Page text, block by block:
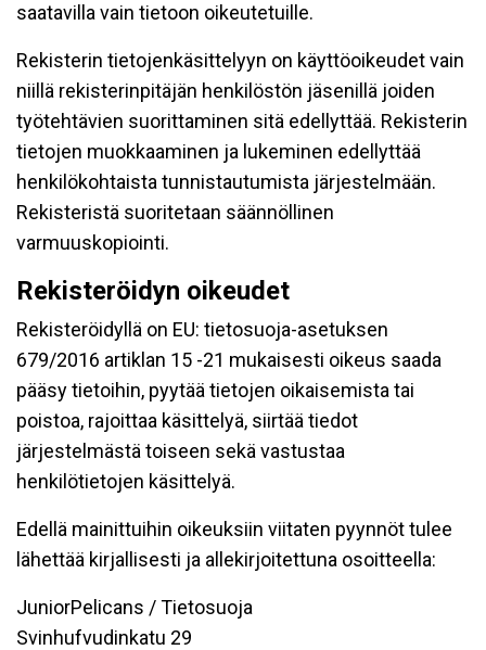
saatavilla vain tietoon oikeutetuille.
Rekisterin tietojenkäsittelyyn on käyttöoikeudet vain
niillä rekisterinpitäjän henkilöstön jäsenillä joiden
työtehtävien suorittaminen sitä edellyttää. Rekisterin
tietojen muokkaaminen ja lukeminen edellyttää
henkilökohtaista tunnistautumista järjestelmään.
Rekisteristä suoritetaan säännöllinen
varmuuskopiointi.
Rekisteröidyn oikeudet
Rekisteröidyllä on EU: tietosuoja-asetuksen
679/2016 artiklan 15 -21 mukaisesti oikeus saada
pääsy tietoihin, pyytää tietojen oikaisemista tai
poistoa, rajoittaa käsittelyä, siirtää tiedot
järjestelmästä toiseen sekä vastustaa
henkilötietojen käsittelyä.
Edellä mainittuihin oikeuksiin viitaten pyynnöt tulee
lähettää kirjallisesti ja allekirjoitettuna osoitteella:
JuniorPelicans / Tietosuoja
Svinhufvudinkatu 29